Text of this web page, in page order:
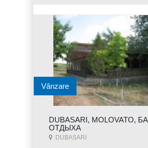
DUBASARI, MOLOVATO,
ОТДЫХА
DUBASARI
Vânzare